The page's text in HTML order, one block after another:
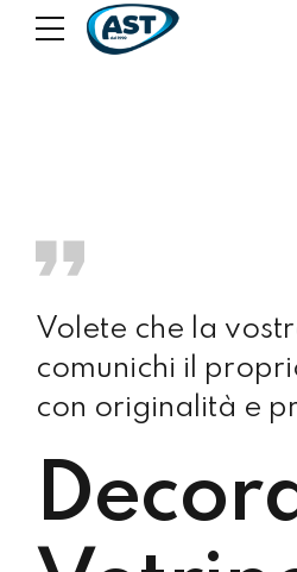
Volete che la
comunichi il
con originalità e